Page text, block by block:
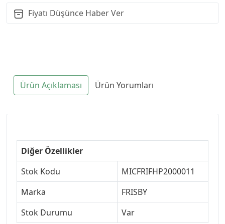
Fiyatı Düşünce Haber Ver
Ürün Açıklaması Ürün Yorumları
Diğer Özellikler
Stok Kodu
MICFRIFHP2000011
Marka
FRISBY
Stok Durumu
Var